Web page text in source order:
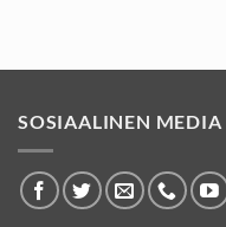
SOSIAALINEN MEDIA